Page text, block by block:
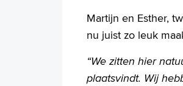
Martijn en Esther,
nu juist zo leuk
“We zitten hier
plaatsvindt. Wij